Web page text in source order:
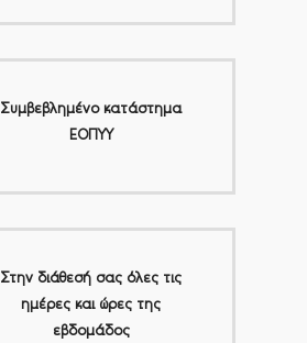
Συμβεβλημένο κατάστημα
ΕΟΠΥΥ
Στην διάθεσή σας όλες τις
ημέρες και ώρες της
εβδομάδος